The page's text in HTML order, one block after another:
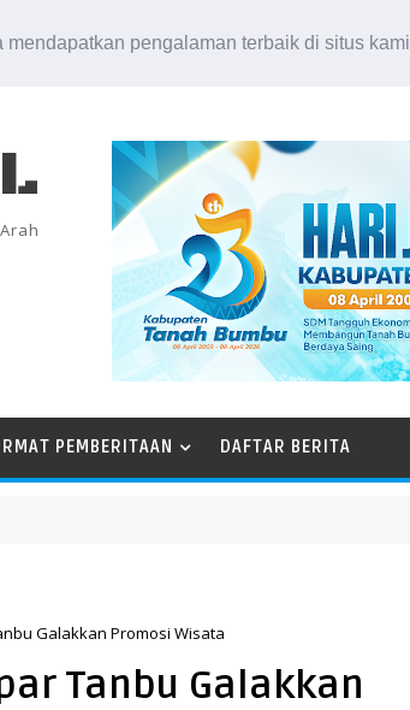
pengalaman terbaik di situs kami
PEMBERITAAN DAFTAR BERITA
Masyarakat
Galakkan Promosi Wisata
Tanbu Galakkan